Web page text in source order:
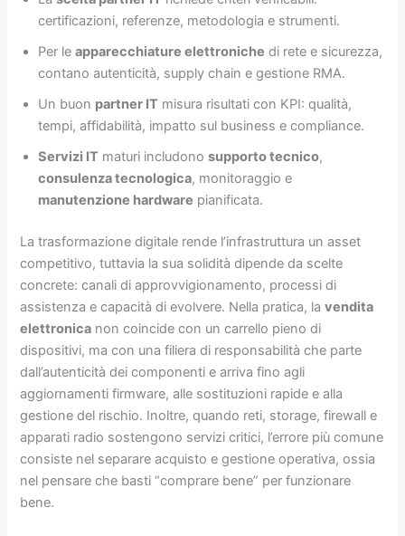
certificazioni, referenze, metodologia e strumenti.
Per leapparecchiature elettroniche di rete e sicurezza,
contano autenticità, supply chain e gestione RMA.
Un buon partner IT misura risultati con KPI: qualità,
tempi, affidabilità, impatto sul business e compliance.
Servizi IT maturi includonosupporto tecnico,
consulenza tecnologica, monitoraggio e
manutenzione hardware pianificata.
La trasformazione digitale rende l’infrastruttura un asset
competitivo, tuttavia la sua solidità dipende da scelte
concrete: canali di approvvigionamento, processi di
assistenza e capacità di evolvere. Nella pratica, lavendita
elettronica non coincide con un carrello pieno di
dispositivi, ma con una filiera di responsabilità che parte
dall’autenticità dei componenti e arriva fino agli
aggiornamenti firmware, alle sostituzioni rapide e alla
gestione del rischio. Inoltre, quando reti, storage, firewall e
apparati radio sostengono servizi critici, l’errore più comune
consiste nel separare acquisto e gestione operativa, ossia
nel pensare che basti “comprare bene” per funzionare
bene.